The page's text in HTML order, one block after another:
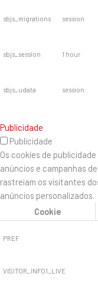
sbjs_migrations session
sbjs_session 1 hour
sbjs_udata session
Publicidade
Publicidade
Os cookies de
anúncios e campanhas
rastreiam os visitantes
anúncios personalizados.
Cookie
PREF
VISITOR_INFO1_LIVE